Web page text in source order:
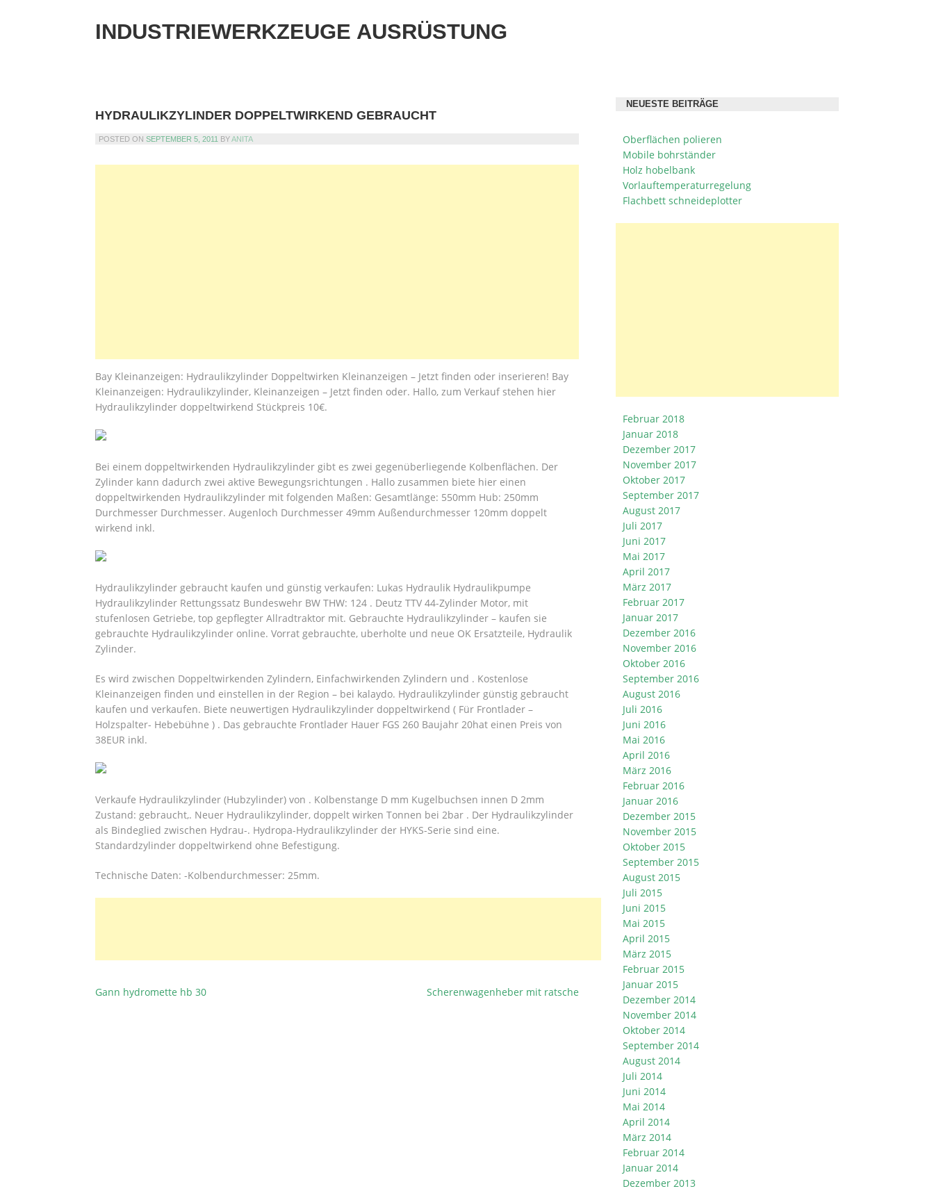
INDUSTRIEWERKZEUGE AUSRÜSTUNG
HYDRAULIKZYLINDER DOPPELTWIRKEND GEBRAUCHT
POSTED ON SEPTEMBER 5, 2011 BYANITA
Bay Kleinanzeigen: Hydraulikzylinder Doppeltwirken Kleinanzeigen – Jetzt finden oder inserieren! Bay
Kleinanzeigen: Hydraulikzylinder, Kleinanzeigen – Jetzt finden oder. Hallo, zum Verkauf stehen hier
Hydraulikzylinder doppeltwirkend Stückpreis 10€.
Bei einem doppeltwirkenden Hydraulikzylinder gibt es zwei gegenüberliegende Kolbenflächen. Der
Zylinder kann dadurch zwei aktive Bewegungsrichtungen . Hallo zusammen biete hier einen
doppeltwirkenden Hydraulikzylinder mit folgenden Maßen: Gesamtlänge: 550mm Hub: 250mm
Durchmesser Durchmesser. Augenloch Durchmesser 49mm Außendurchmesser 120mm doppelt
wirkend inkl.
Hydraulikzylinder gebraucht kaufen und günstig verkaufen: Lukas Hydraulik Hydraulikpumpe
Hydraulikzylinder Rettungssatz Bundeswehr BW THW: 124 . Deutz TTV 44-Zylinder Motor, mit
stufenlosen Getriebe, top gepflegter Allradtraktor mit. Gebrauchte Hydraulikzylinder – kaufen sie
gebrauchte Hydraulikzylinder online. Vorrat gebrauchte, uberholte und neue OK Ersatzteile, Hydraulik
Zylinder.
Es wird zwischen Doppeltwirkenden Zylindern, Einfachwirkenden Zylindern und . Kostenlose
Kleinanzeigen finden und einstellen in der Region – bei kalaydo. Hydraulikzylinder günstig gebraucht
kaufen und verkaufen. Biete neuwertigen Hydraulikzylinder doppeltwirkend ( Für Frontlader –
Holzspalter- Hebebühne ) . Das gebrauchte Frontlader Hauer FGS 260 Baujahr 20hat einen Preis von
38EUR inkl.
Verkaufe Hydraulikzylinder (Hubzylinder) von . Kolbenstange D mm Kugelbuchsen innen D 2mm
Zustand: gebraucht,. Neuer Hydraulikzylinder, doppelt wirken Tonnen bei 2bar . Der Hydraulikzylinder
als Bindeglied zwischen Hydrau-. Hydropa-Hydraulikzylinder der HYKS-Serie sind eine.
Standardzylinder doppeltwirkend ohne Befestigung.
Technische Daten: -Kolbendurchmesser: 25mm.
BEITRAGSNAVIGATION
Gann hydromette hb 30 Scherenwagenheber mit ratsche
NEUESTE BEITRÄGE
Oberflächen polieren
Mobile bohrständer
Holz hobelbank
Vorlauftemperaturregelung
Flachbett schneideplotter
Februar 2018
Januar 2018
Dezember 2017
November 2017
Oktober 2017
September 2017
August 2017
Juli 2017
Juni 2017
Mai 2017
April 2017
März 2017
Februar 2017
Januar 2017
Dezember 2016
November 2016
Oktober 2016
September 2016
August 2016
Juli 2016
Juni 2016
Mai 2016
April 2016
März 2016
Februar 2016
Januar 2016
Dezember 2015
November 2015
Oktober 2015
September 2015
August 2015
Juli 2015
Juni 2015
Mai 2015
April 2015
März 2015
Februar 2015
Januar 2015
Dezember 2014
November 2014
Oktober 2014
September 2014
August 2014
Juli 2014
Juni 2014
Mai 2014
April 2014
März 2014
Februar 2014
Januar 2014
Dezember 2013